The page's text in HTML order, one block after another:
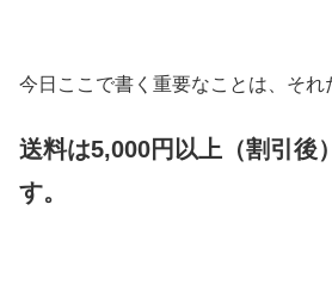
今日ここで書く重要なことは、それ
送料は5,000円以上（割引後
す。